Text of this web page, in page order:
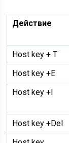
Действие
Host key + T
Host key +E
Host key +I
Host key +Del